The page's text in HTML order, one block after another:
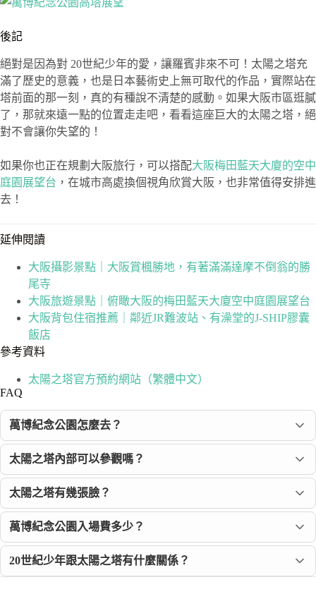
後記
絕對是因為對 20世紀少年的愛，讓羅賓非來不可！太陽之塔充
滿了歷史的意義，也是日本藝術史上無可取代的作品，實際站在
塔前面的那一刻，真的有種說不清楚的感動。如果大阪市區逛膩
了，那就來遠一點的位置走走吧，看看這座巨大的太陽之塔，絕
對不會讓你失望的！
如果你也正在規劃大阪旅行，可以搭配大阪梅田藍天大廈的空中
庭園展望台 ，在城市高處換個視角欣賞大阪，也非常值得安排進
去！
延伸閱讀
大阪攝影景點｜大阪賞楓勝地，有著滿滿達摩不倒翁的勝
尾寺
大阪旅遊景點｜俯瞰大阪的梅田藍天大廈空中庭園展望台
大阪背包住宿推薦｜鄰近JR難波站、有澡堂的J-SHIP膠囊
飯店
參考資料
太陽之塔官方預約網站（繁體中文）
FAQ
萬博紀念公園怎麼去？
太陽之塔內部可以參觀嗎？
太陽之塔有幾張臉？
萬博紀念公園入場費多少？
20世紀少年跟太陽之塔有什麼關係？